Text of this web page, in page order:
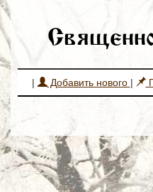
| Добавить нового |